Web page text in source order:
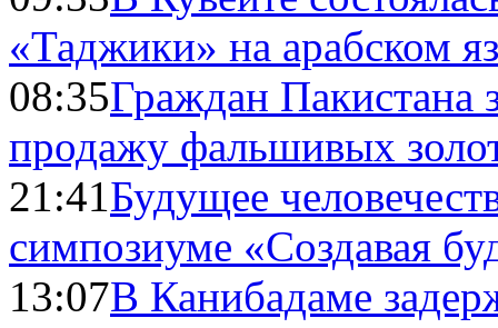
«Таджики» на арабском
08:35Граждан Пакистана
продажу фальшивых
21:41Будущее
симпозиуме «Создавая
13:07В Канибадаме